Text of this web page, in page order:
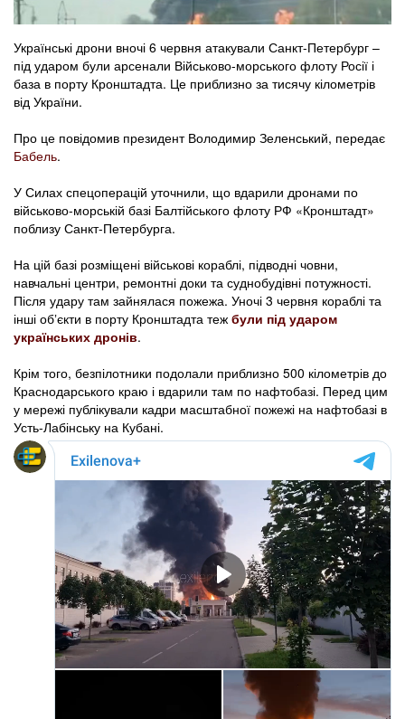
Українські дрони вночі 6 червня атакували Санкт-Петербург –
під ударом були арсенали Військово-морського флоту Росії і
база в порту Кронштадта. Це приблизно за тисячу кілометрів
від України.
Про це повідомив президент Володимир Зеленський, передає
Бабель.
У Силах спецоперацій уточнили, що вдарили дронами по
військово-морській базі Балтійського флоту РФ «Кронштадт»
поблизу Санкт-Петербурга.
На цій базі розміщені військові кораблі, підводні човни,
навчальні центри, ремонтні доки та суднобудівні потужності.
Після удару там зайнялася пожежа. Уночі 3 червня кораблі та
інші обʼєкти в порту Кронштадта теж були під ударом
українських дронів.
Крім того, безпілотники подолали приблизно 500 кілометрів до
Краснодарського краю і вдарили там по нафтобазі. Перед цим
у мережі публікували кадри масштабної пожежі на нафтобазі в
Усть-Лабінську на Кубані.